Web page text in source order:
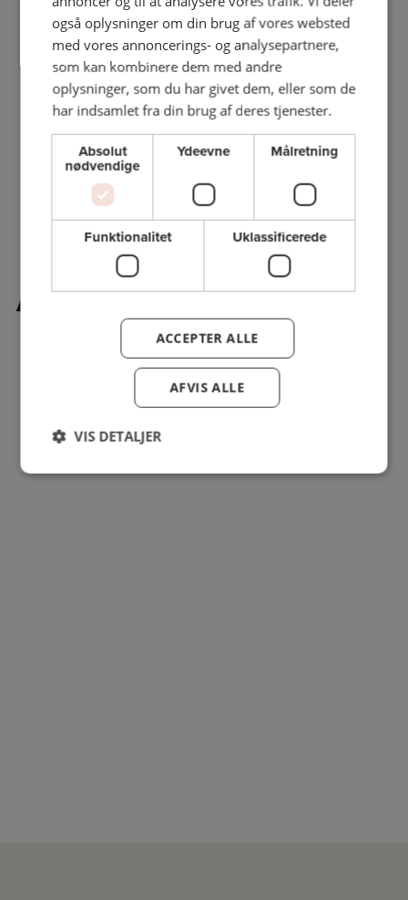
Andre købte også
også oplysninger om din brug af vores websted
med vores annoncerings- og analysepartnere,
som kan kombinere dem med andre
oplysninger, som du har givet dem, eller som de
har indsamlet fra din brug af deres tjenester.
Absolut
nødvendige
Ydeevne Målretning
Funktionalitet Uklassificerede
ACCEPTER ALLE
AFVIS ALLE
VIS DETALJER